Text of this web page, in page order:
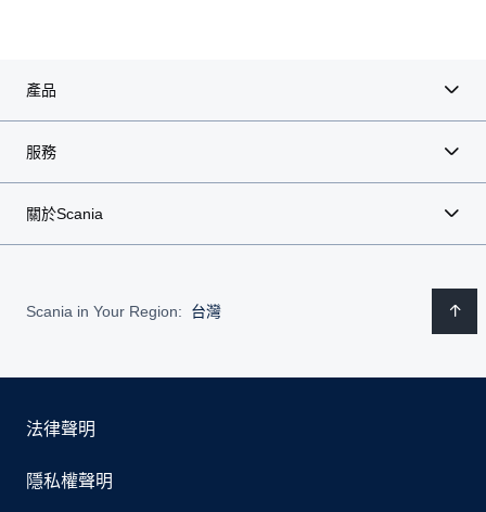
產品
服務
關於Scania
Scania in Your Region: 台灣
法律聲明
隱私權聲明